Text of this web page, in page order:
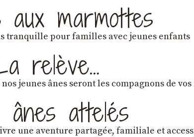
aux marmottes
tranquille pour familles avec jeunes enfants
relève…
jeunes ânes seront les compagnons de
ânes attelés
une aventure partagée, familiale et